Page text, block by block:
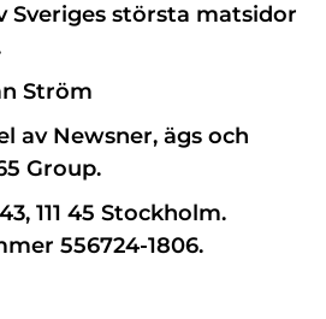
Sveriges största matsidor
Ström
av Newsner, ägs och
Group.
111 45 Stockholm.
556724-1806.